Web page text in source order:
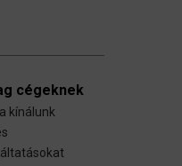
cégeknek
kínálunk